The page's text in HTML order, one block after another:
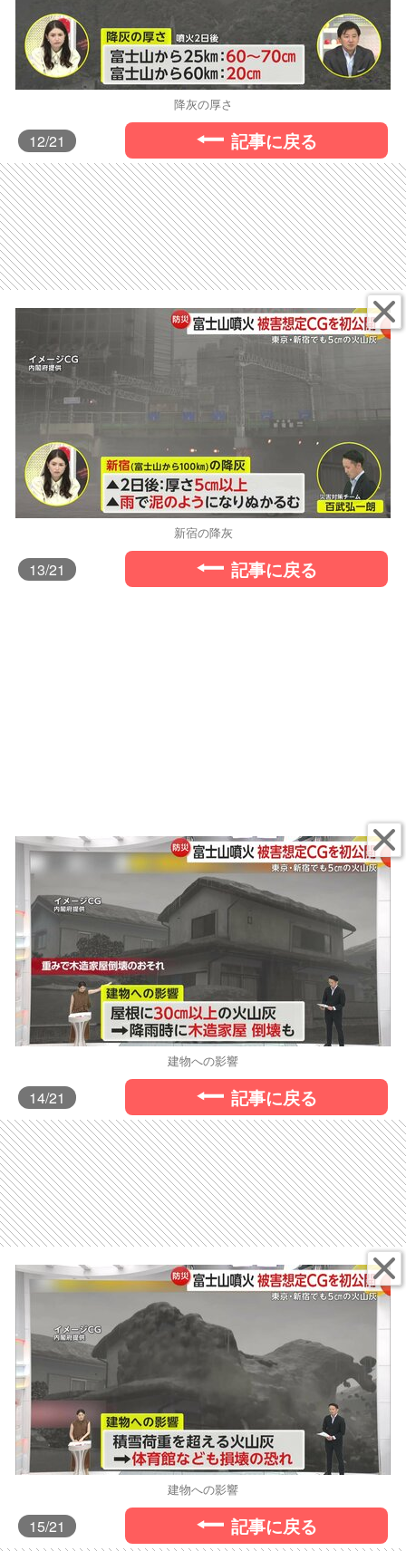
降灰の厚さ
12/21 記事に戻る
新宿の降灰
13/21 記事に戻る
建物への影響
14/21 記事に戻る
建物への影響
15/21 記事に戻る